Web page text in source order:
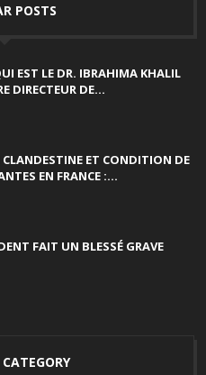
POSTS
EST LE DR. IBRAHIMA KHALIL
DIRECTEUR DE...
ET CONDITION DE
EN FRANCE :...
FAIT UN BLESSÉ GRAVE